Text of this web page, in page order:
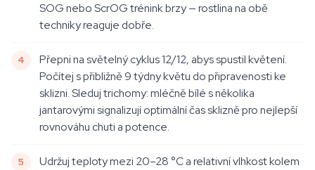
SOG nebo ScrOG trénink brzy — rostlina na obě
techniky reaguje dobře.
Přepni na světelný cyklus 12/12, abys spustil květení.
Počítej s přibližně 9 týdny květu do připravenosti ke
sklizni. Sleduj trichomy: mléčně bílé s několika
jantarovými signalizují optimální čas sklizně pro nejlepší
rovnováhu chuti a potence.
Udržuj teploty mezi 20–28 °C a relativní vlhkost kolem